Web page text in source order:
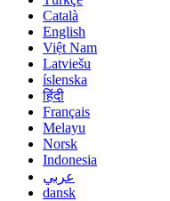
Català
English
Việt Nam
Latviešu
íslenska
हिंदी
Français
Melayu
Norsk
Indonesia
عربي
dansk